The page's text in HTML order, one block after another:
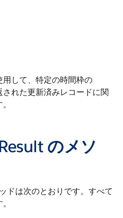
して、特定の時間枠の
された更新済みレコードに関
のメソ
ドは次のとおりです。すべて